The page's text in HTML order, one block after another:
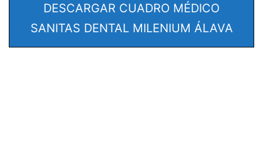
DESCARGAR CUADRO MÉDICO
SANITAS DENTAL MILENIUM ÁLAVA